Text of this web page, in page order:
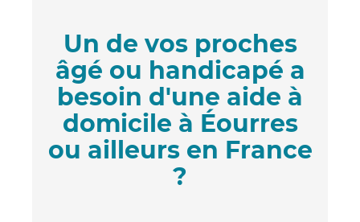
Un de vos proches
âgé ou handicapé a
besoin d'une aide à
domicile à Éourres
ou ailleurs en France
?